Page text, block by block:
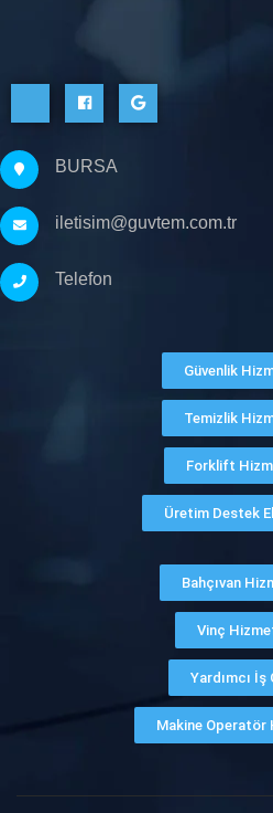
BURSA
iletisim@guvtem.com.tr
Telefon
Güvenlik
Temizlik
Forklift
Üretim Destek
Bahçıvan
Vinç
Yardımcı İş
Makine Operatör